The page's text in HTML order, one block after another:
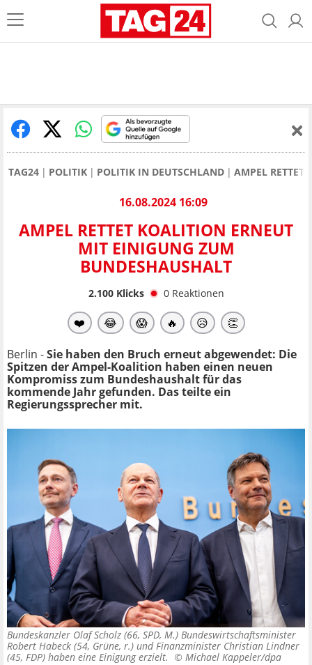
TAG24 POLITIK POLITIK IN DEUTSCHLAND AMPEL RETTET
16.08.2024 16:09
AMPEL RETTET KOALITION ERNEUT
MIT EINIGUNG ZUM
BUNDESHAUSHALT
2.100Klicks 0 Reaktionen
❤️ 😂 😱 🔥 😥 👏
Berlin -Sie haben den Bruch erneut abgewendet: Die
Spitzen der Ampel-Koalition haben einen neuen
Kompromiss zum Bundeshaushalt für das
kommende Jahr gefunden. Das teilte ein
Regierungssprecher mit.
Bundeskanzler Olaf Scholz (66, SPD, M.) Bundeswirtschaftsminister
Robert Habeck (54, Grüne, r.) und Finanzminister Christian Lindner
(45, FDP) haben eine Einigung erzielt. © Michael Kappeler/dpa